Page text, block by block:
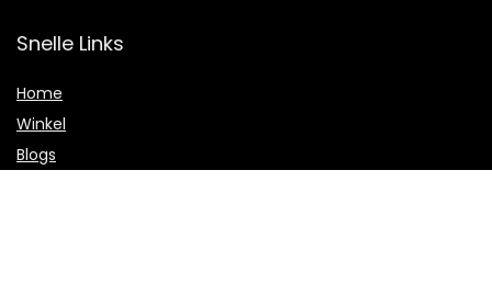
Snelle Links
Home
Winkel
Blogs